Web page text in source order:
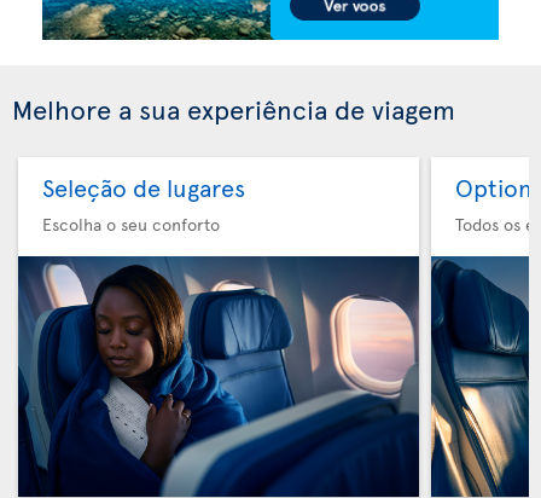
Melhore a sua experiência de viagem
Seleção de lugares
Escolha o seu conforto
Option
Todos os